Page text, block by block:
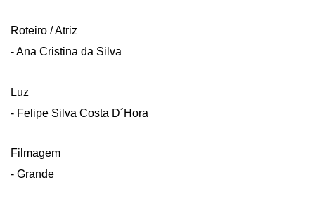
Roteiro / Atriz
- Ana Cristina da Silva
Luz
- Felipe Silva Costa D´Hora
Filmagem
- Grande